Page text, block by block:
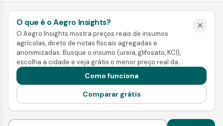
O que é o Aegro Insights?
O Aegro Insights mostra preços reais de insumos
agrícolas, direto de notas fiscais agregadas e
anonimizadas. Busque o insumo (ureia, glifosato, KCl),
escolha a cidade e veja grátis o menor preço real da
região. Pra ir além, a Inteligência mostra tendência,
sazonalidade e a melhor janela de compra e venda.
Como funciona
Comparar grátis